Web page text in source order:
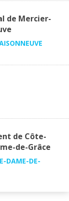
de Mercier-
de Côte-
de-Grâce
DAME-DE-